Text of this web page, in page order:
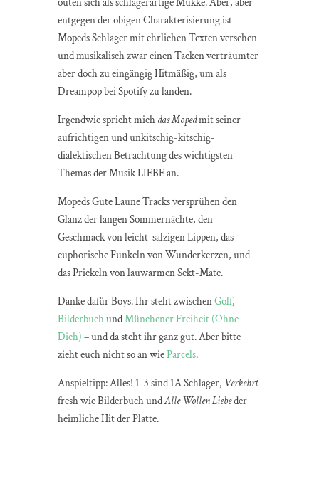
outen sich als schlagerartige Mukke. Aber, aber
entgegen der obigen Charakterisierung ist
Mopeds Schlager mit ehrlichen Texten versehen
und musikalisch zwar einen Tacken verträumter
aber doch zu eingängig Hitmäßig, um als
Dreampop bei Spotify zu landen.
Irgendwie spricht mich das Mopedmit seiner
aufrichtigen und unkitschig-kitschig-
dialektischen Betrachtung des wichtigsten
Themas der Musik LIEBE an.
Mopeds Gute Laune Tracks versprühen den
Glanz der langen Sommernächte, den
Geschmack von leicht-salzigen Lippen, das
euphorische Funkeln von Wunderkerzen, und
das Prickeln von lauwarmen Sekt-Mate.
Danke dafür Boys. Ihr steht zwischenGolf,
BilderbuchundMünchener Freiheit (Ohne
Dich) – und da steht ihr ganz gut. Aber bitte
zieht euch nicht so an wieParcels.
Anspieltipp: Alles! 1-3 sind 1A Schlager, Verkehrt
fresh wie Bilderbuch undAlle Wollen Liebeder
heimliche Hit der Platte.